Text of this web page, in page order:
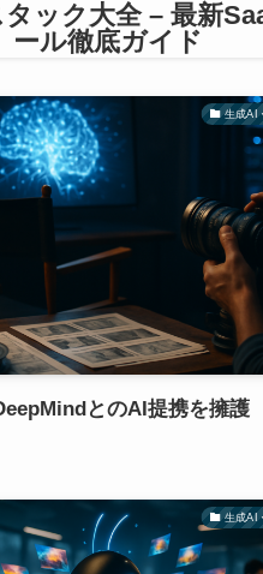
ック大全 – 最新
ール徹底ガイド
生成AI
とのAI提携を擁護
生成AI